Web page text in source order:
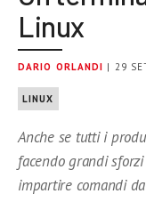
Linux
DARIO ORLANDI | 29
LINUX
Anche se tutti i
facendo grandi
impartire comandi